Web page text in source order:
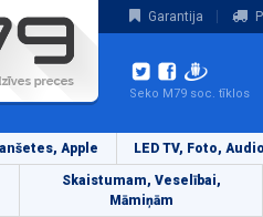
Garantija
Seko M79 soc. tīklos
Apple LED TV, Foto,
Skaistumam, Veselībai,
Māmiņām